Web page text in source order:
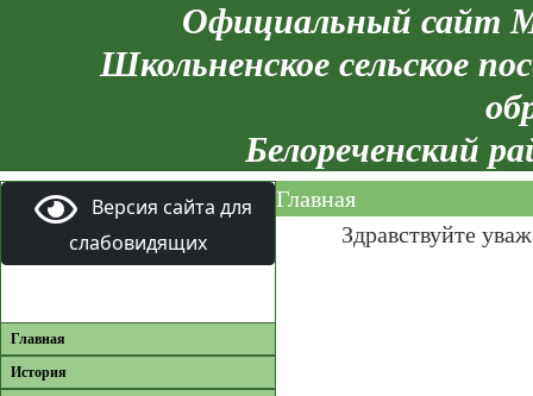
Официальный сайт
Школьненское сельское
Белореченский
Версия сайта для
слабовидящих
Главная
История
Главная
Здравствуйте